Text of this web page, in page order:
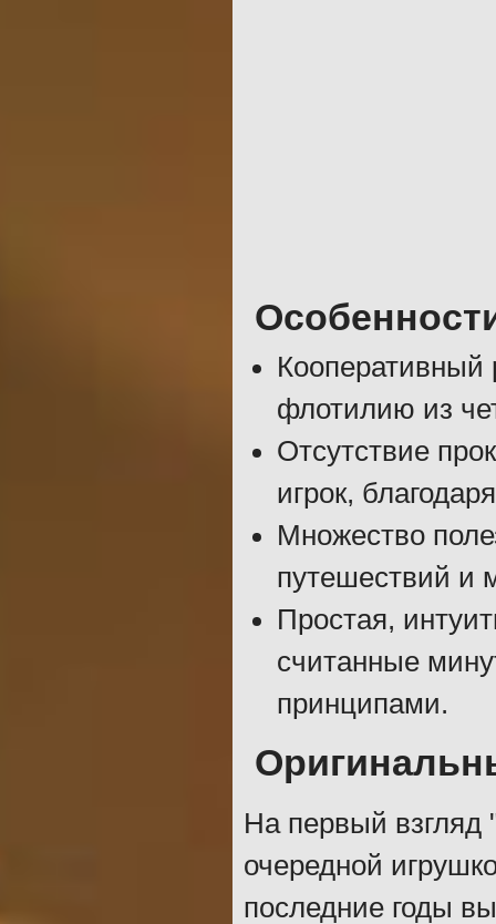
флотилию из
Отсутствие
игрок,
Множество
путешествий и
Простая,
считанные
принципами.
На первый взгляд
очередной
последние годы